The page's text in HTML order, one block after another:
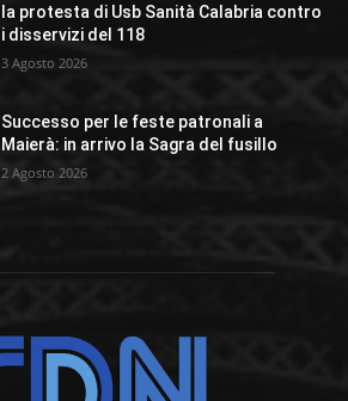
la protesta di Usb Sanità Calabria contro
i disservizi del 118
3 Agosto 2026
Successo per le feste patronali a
Maierà: in arrivo la Sagra del fusillo
2 Agosto 2026